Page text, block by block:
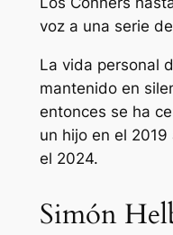
voz a una serie
La vida personal
mantenido en
entonces se ha
un hijo en el
el 2024.
Simón